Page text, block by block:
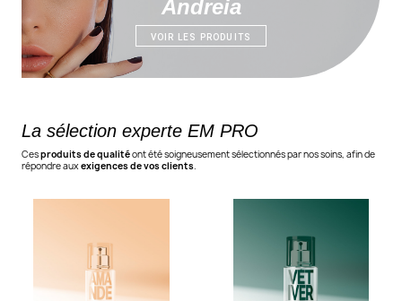
Andreia
VOIR LES PRODUITS
La sélection experte EM PRO
Cesproduits de qualitéont été soigneusement sélectionnés par nos soins, afin de
répondre auxexigences de vos clients.